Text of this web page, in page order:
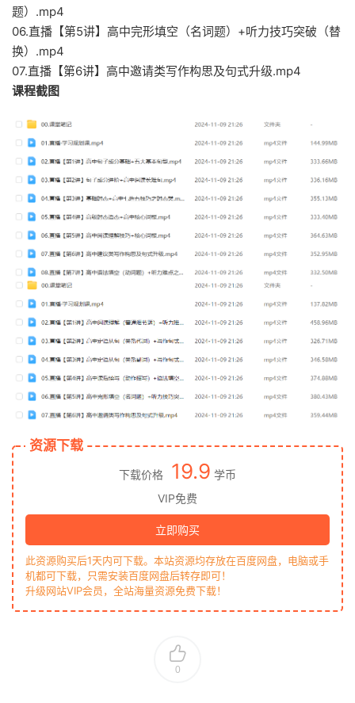
题）.mp4
06.直播【第5讲】高中完形填空（名词题）+听力技巧突破（替
换）.mp4
07.直播【第6讲】高中邀请类写作构思及句式升级.mp4
课程截图
资源下载
下载价格 19.9 学币
VIP免费
立即购买
此资源购买后1天内可下载。本站资源均存放在百度网盘，电脑或手
机都可下载，只需安装百度网盘后转存即可！
升级网站VIP会员，全站海量资源免费下载！
0